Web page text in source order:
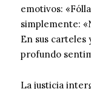
emotivos:
simplemente:
En sus carteles
profundo
La justicia